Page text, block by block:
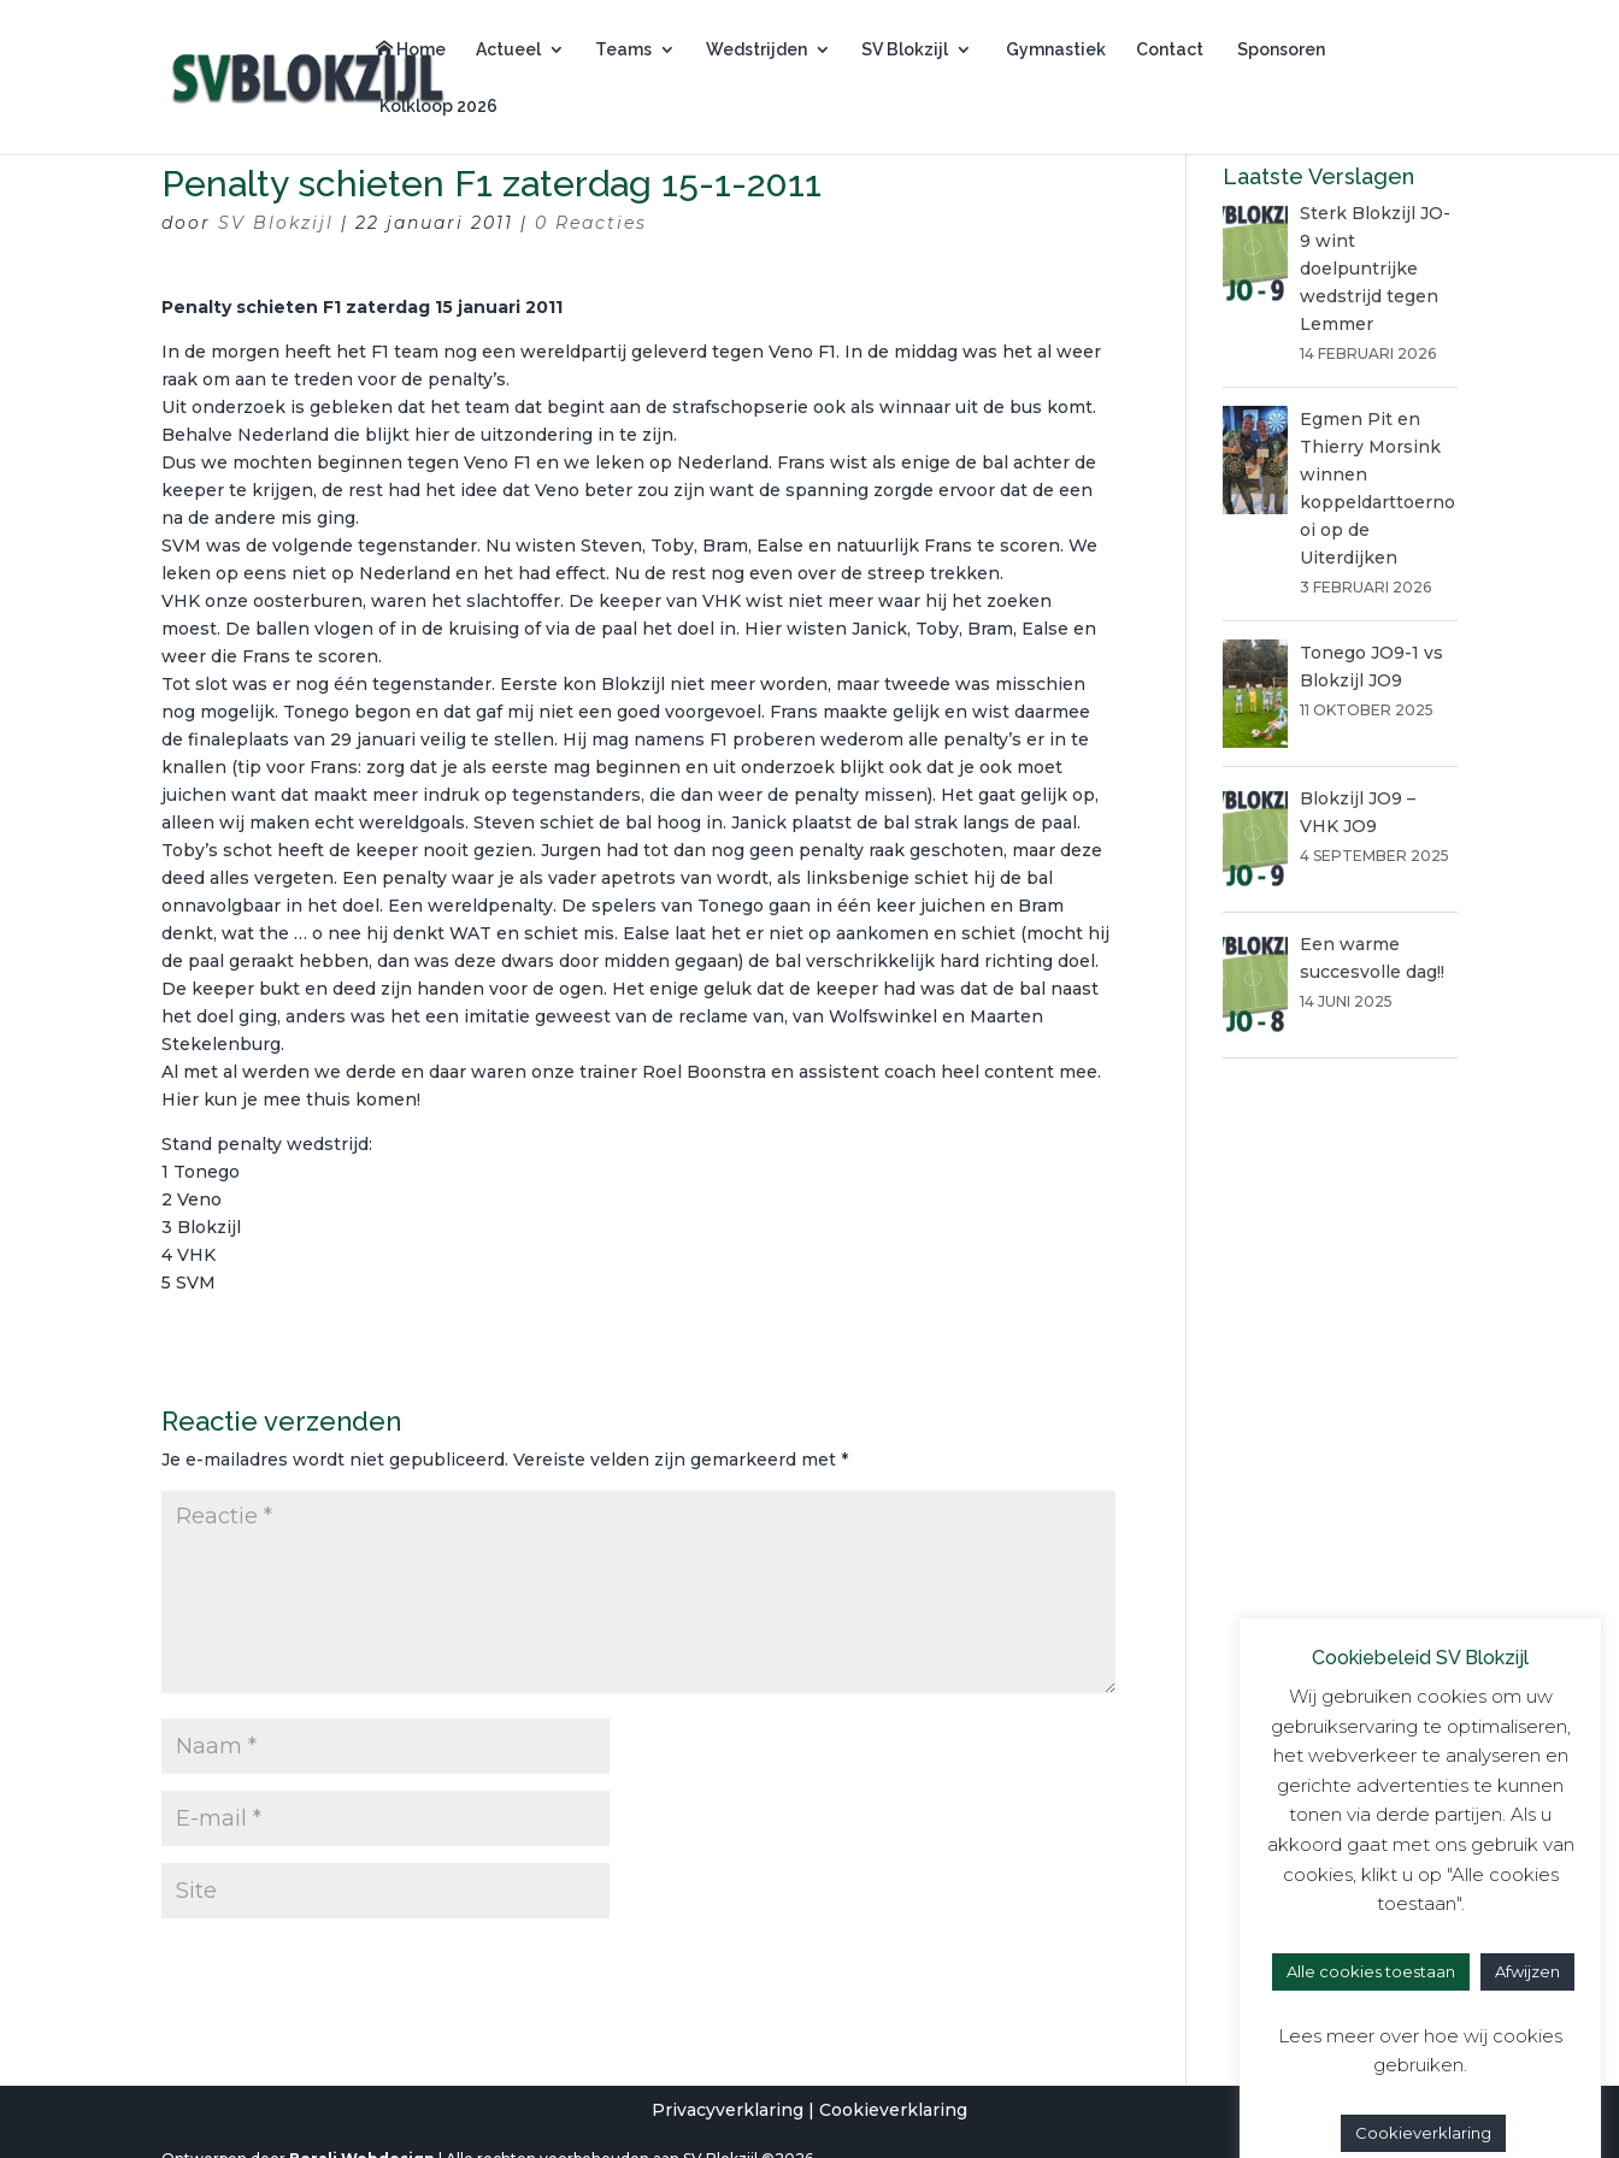
Home Actueel Teams Wedstrijden SV Blokzijl Gymnastiek Contact Sponsoren
Kolkloop 2026
Penalty schieten F1 zaterdag 15-1-2011
doorSV Blokzijl |22 januari 2011 | 0 Reacties
Penalty schieten F1 zaterdag 15 januari 2011
In de morgen heeft het F1 team nog een wereldpartij geleverd tegen Veno F1. In de middag was het al weer
raak om aan te treden voor de penalty’s.
Uit onderzoek is gebleken dat het team dat begint aan de strafschopserie ook als winnaar uit de bus komt.
Behalve Nederland die blijkt hier de uitzondering in te zijn.
Dus we mochten beginnen tegen Veno F1 en we leken op Nederland. Frans wist als enige de bal achter de
keeper te krijgen, de rest had het idee dat Veno beter zou zijn want de spanning zorgde ervoor dat de een
na de andere mis ging.
SVM was de volgende tegenstander. Nu wisten Steven, Toby, Bram, Ealse en natuurlijk Frans te scoren. We
leken op eens niet op Nederland en het had effect. Nu de rest nog even over de streep trekken.
VHK onze oosterburen, waren het slachtoffer. De keeper van VHK wist niet meer waar hij het zoeken
moest. De ballen vlogen of in de kruising of via de paal het doel in. Hier wisten Janick, Toby, Bram, Ealse en
weer die Frans te scoren.
Tot slot was er nog één tegenstander. Eerste kon Blokzijl niet meer worden, maar tweede was misschien
nog mogelijk. Tonego begon en dat gaf mij niet een goed voorgevoel. Frans maakte gelijk en wist daarmee
de finaleplaats van 29 januari veilig te stellen. Hij mag namens F1 proberen wederom alle penalty’s er in te
knallen (tip voor Frans: zorg dat je als eerste mag beginnen en uit onderzoek blijkt ook dat je ook moet
juichen want dat maakt meer indruk op tegenstanders, die dan weer de penalty missen). Het gaat gelijk op,
alleen wij maken echt wereldgoals. Steven schiet de bal hoog in. Janick plaatst de bal strak langs de paal.
Toby’s schot heeft de keeper nooit gezien. Jurgen had tot dan nog geen penalty raak geschoten, maar deze
deed alles vergeten. Een penalty waar je als vader apetrots van wordt, als linksbenige schiet hij de bal
onnavolgbaar in het doel. Een wereldpenalty. De spelers van Tonego gaan in één keer juichen en Bram
denkt, wat the … o nee hij denkt WAT en schiet mis. Ealse laat het er niet op aankomen en schiet (mocht hij
de paal geraakt hebben, dan was deze dwars door midden gegaan) de bal verschrikkelijk hard richting doel.
De keeper bukt en deed zijn handen voor de ogen. Het enige geluk dat de keeper had was dat de bal naast
het doel ging, anders was het een imitatie geweest van de reclame van, van Wolfswinkel en Maarten
Stekelenburg.
Al met al werden we derde en daar waren onze trainer Roel Boonstra en assistent coach heel content mee.
Hier kun je mee thuis komen!
Stand penalty wedstrijd:
1 Tonego
2 Veno
3 Blokzijl
4 VHK
5 SVM
Reactie verzenden
Je e-mailadres wordt niet gepubliceerd. Vereiste velden zijn gemarkeerd met*
Laatste Verslagen
Sterk Blokzijl JO-
9 wint
doelpuntrijke
wedstrijd tegen
Lemmer
14 FEBRUARI 2026
Egmen Pit en
Thierry Morsink
winnen
koppeldarttoerno
oi op de
Uiterdijken
3 FEBRUARI 2026
Tonego JO9-1 vs
Blokzijl JO9
11 OKTOBER 2025
Blokzijl JO9 –
VHK JO9
4 SEPTEMBER 2025
Een warme
succesvolle dag!!
14 JUNI 2025
Privacyverklaring | Cookieverklaring
Cookiebeleid SV Blokzijl
Wij gebruiken cookies om uw
gebruikservaring te optimaliseren,
het webverkeer te analyseren en
gerichte advertenties te kunnen
tonen via derde partijen. Als u
akkoord gaat met ons gebruik van
cookies, klikt u op "Alle cookies
toestaan".
Alle cookies toestaan Afwijzen
Lees meer over hoe wij cookies
gebruiken.
Cookieverklaring